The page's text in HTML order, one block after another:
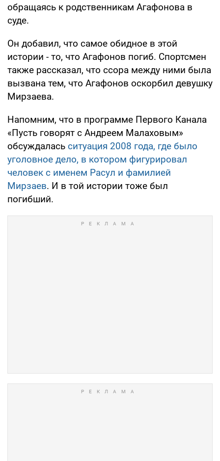
обращаясь к родственникам Агафонова в
суде.
Он добавил, что самое обидное в этой
истории - то, что Агафонов погиб. Спортсмен
также рассказал, что ссора между ними была
вызвана тем, что Агафонов оскорбил девушку
Мирзаева.
Напомним, что в программе Первого Канала
«Пусть говорят с Андреем Малаховым»
обсуждалась ситуация 2008 года, где было
уголовное дело, в котором фигурировал
человек с именем Расул и фамилией
Мирзаев. И в той истории тоже был
погибший.